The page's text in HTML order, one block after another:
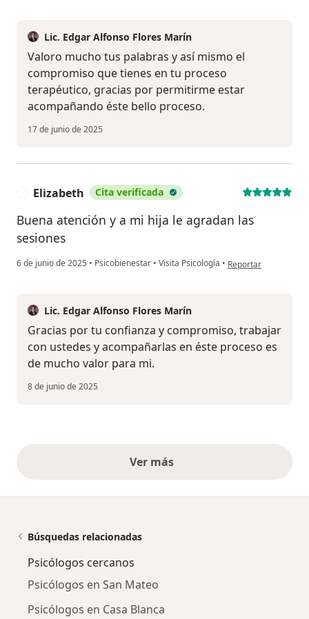
Lic. Edgar Alfonso Flores Marín
Valoro mucho tus palabras y así mismo el
compromiso que tienes en tu proceso
terapéutico, gracias por permitirme estar
acompañando éste bello proceso.
17 de junio de 2025
Elizabeth Cita verificada
Buena atención y a mi hija le agradan las
sesiones
6 de junio de 2025 • Psicobienestar • Visita Psicología • en opinión del
Reportar
Lic. Edgar Alfonso Flores Marín
Gracias por tu confianza y compromiso, trabajar
con ustedes y acompañarlas en éste proceso es
de mucho valor para mi.
8 de junio de 2025
Ver másopiniones anteriores
Búsquedas relacionadas
Psicólogos cercanos
Psicólogos en San Mateo
Psicólogos en Casa Blanca